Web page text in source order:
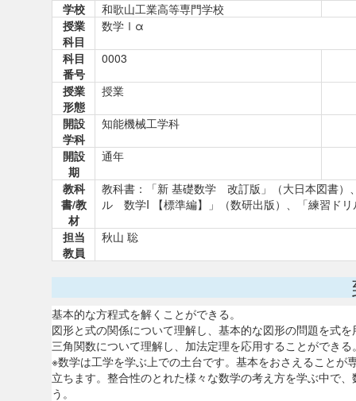
学校
和歌山工業高等専門学校
授業
科目
数学Ⅰα
科目
番号
0003
授業
形態
授業
開設
学科
知能機械工学科
開設
期
通年
教科
書/教
材
教科書：「新 基礎数学 改訂版」（大日本図書
ル 数学I 【標準編】」（数研出版）、「練習ド
担当
教員
秋山 聡
基本的な方程式を解くことができる。
図形と式の関係について理解し、基本的な図形の問題を式
三角関数について理解し、加法定理を応用することができ
※数学は工学を学ぶ上での土台です。基本をおさえること
立ちます。整合性のとれた様々な数学の考え方を学ぶ中で
う。